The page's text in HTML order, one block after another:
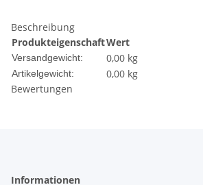
Beschreibung
ProdukteigenschaftWert
Versandgewicht: 0,00 kg
Artikelgewicht: 0,00 kg
Bewertungen
Informationen